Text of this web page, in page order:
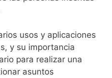
usos y aplicaciones
y su importancia
para realizar una
asuntos